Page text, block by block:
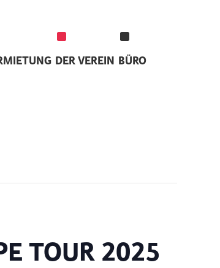
DER VEREIN BÜRO
TOUR 2025